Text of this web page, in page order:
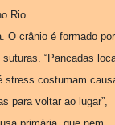
Rio.
O crânio é formado por
“Pancadas
stress costumam
para voltar ao lugar”,